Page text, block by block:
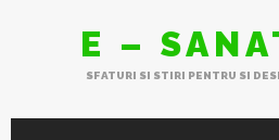
E –
SFATURI SI STIRI PENTRU SI